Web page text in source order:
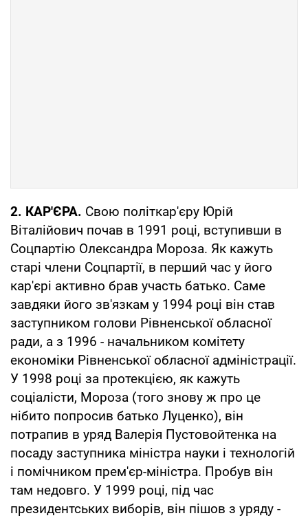
2. КАР'ЄРА. Свою політкар'єру Юрій
Віталійович почав в 1991 році, вступивши в
Соцпартію Олександра Мороза. Як кажуть
старі члени Соцпартії, в перший час у його
кар'єрі активно брав участь батько. Саме
завдяки його зв'язкам у 1994 році він став
заступником голови Рівненської обласної
ради, а з 1996 - начальником комітету
економіки Рівненської обласної адміністрації.
У 1998 році за протекцією, як кажуть
соціалісти, Мороза (того знову ж про це
нібито попросив батько Луценко), він
потрапив в уряд Валерія Пустовойтенка на
посаду заступника міністра науки і технологій
і помічником прем'єр-міністра. Пробув він
там недовго. У 1999 році, під час
президентських виборів, він пішов з уряду -